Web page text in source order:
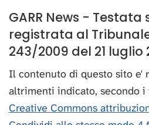
GARR News -
registrata al
243/2009 del 21 luglio
Il contenuto di questo sito e'
altrimenti indicato, secondo
Creative Commons